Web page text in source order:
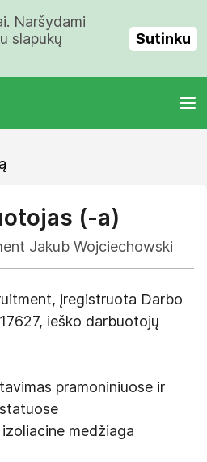
Naršydami
slapukų
Sutinku
(-a)
Jakub Wojciechowski
įregistruota Darbo
ieško darbuotojų
pramoniniuose ir
medžiaga